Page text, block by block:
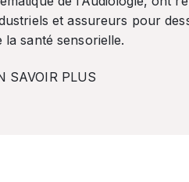
et assureurs pour
la santé sensorielle.
SAVOIR PLUS